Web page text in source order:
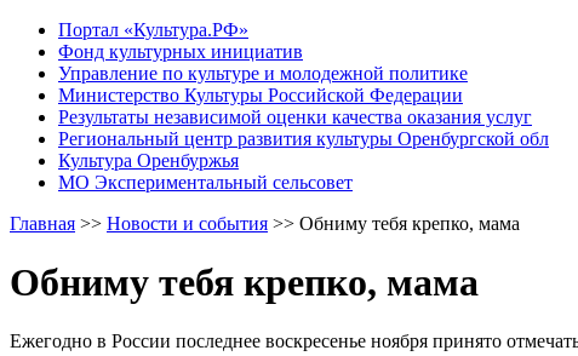
Портал «Культура.РФ»
Фонд культурных инициатив
Управление по культуре и молодежной политике
Министерство Культуры Российской Федерации
Результаты независимой оценки качества оказания услуг
Региональный центр развития культуры Оренбургской обл
Культура Оренбуржья
МО Экспериментальный сельсовет
Главная >> Новости и события >> Обниму тебя крепко, мама
Обниму тебя крепко, мама
Ежегодно в России последнее воскресенье ноября принято